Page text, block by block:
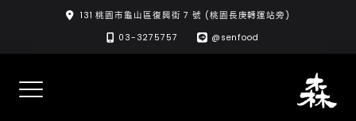
content
131 桃園市龜山區復興街 7 號 (桃園長庚轉運站旁)
03-3275757
@senfood